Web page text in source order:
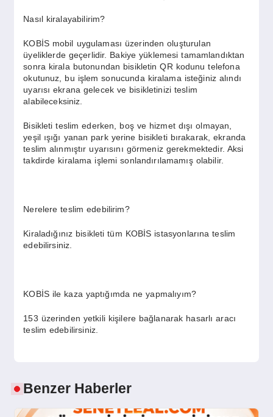
Nasıl kiralayabilirim?
KOBİS mobil uygulaması üzerinden oluşturulan
üyeliklerde geçerlidir. Bakiye yüklemesi tamamlandıktan
sonra kirala butonundan bisikletin QR kodunu telefona
okutunuz, bu işlem sonucunda kiralama isteğiniz alındı
uyarısı ekrana gelecek ve bisikletinizi teslim
alabileceksiniz.
Bisikleti teslim ederken, boş ve hizmet dışı olmayan,
yeşil ışığı yanan park yerine bisikleti bırakarak, ekranda
teslim alınmıştır uyarısını görmeniz gerekmektedir. Aksi
takdirde kiralama işlemi sonlandırılamamış olabilir.
Nerelere teslim edebilirim?
Kiraladığınız bisikleti tüm KOBİS istasyonlarına teslim
edebilirsiniz.
KOBİS ile kaza yaptığımda ne yapmalıyım?
153 üzerinden yetkili kişilere bağlanarak hasarlı aracı
teslim edebilirsiniz.
Benzer Haberler